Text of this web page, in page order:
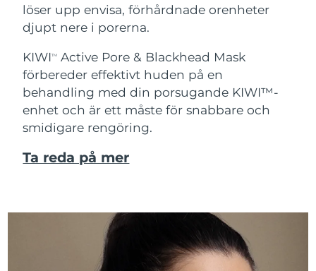
löser upp envisa, förhårdnade orenheter
djupt nere i porerna.
KIWITM
Active Pore & Blackhead Mask
förbereder effektivt huden på en
behandling med din porsugande KIWI™-
enhet och är ett måste för snabbare och
smidigare rengöring.
Ta reda på mer